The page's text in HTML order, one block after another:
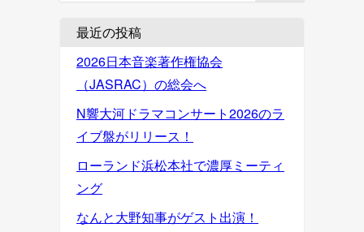
最近の投稿
2026日本音楽著作権協会
（JASRAC）の総会へ
N響大河ドラマコンサート2026のラ
イブ盤がリリース！
ローランド浜松本社で濃厚ミーティ
ング
なんと大野知事がゲスト出演！